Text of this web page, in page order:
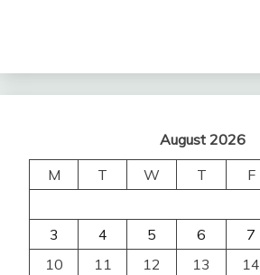
August 2026
M
T W T F
3
4 5 6 7
10
11 12 13 14